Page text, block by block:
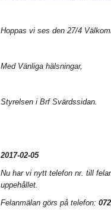
Hoppas vi ses den 27/4
Med Vänliga hälsningar,
Styrelsen i Brf Svärdssidan.
2017-02-05
Nu har vi nytt telefon nr. till
uppehållet.
Felanmälan görs på telefon: